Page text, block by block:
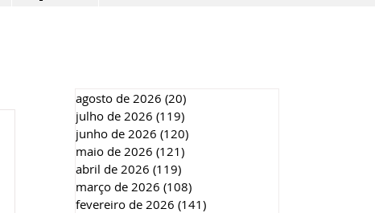
agosto de 2026 (20)
julho de 2026 (119)
junho de 2026 (120)
maio de 2026 (121)
abril de 2026 (119)
março de 2026 (108)
fevereiro de 2026 (141)